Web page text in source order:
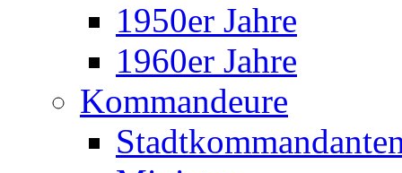
1950er Jahre
1960er Jahre
Kommandeure